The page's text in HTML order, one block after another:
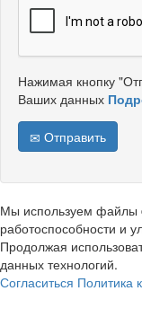
Нажимая кнопку
Ваших данных
Отправить
Мы используем файлы
работоспособности и
Продолжая
данных технологий.
Согласиться Политика